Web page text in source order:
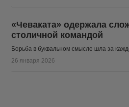
«Чеваката» одержала
столичной командой
Борьба в буквальном смысле шла за
26 января 2026